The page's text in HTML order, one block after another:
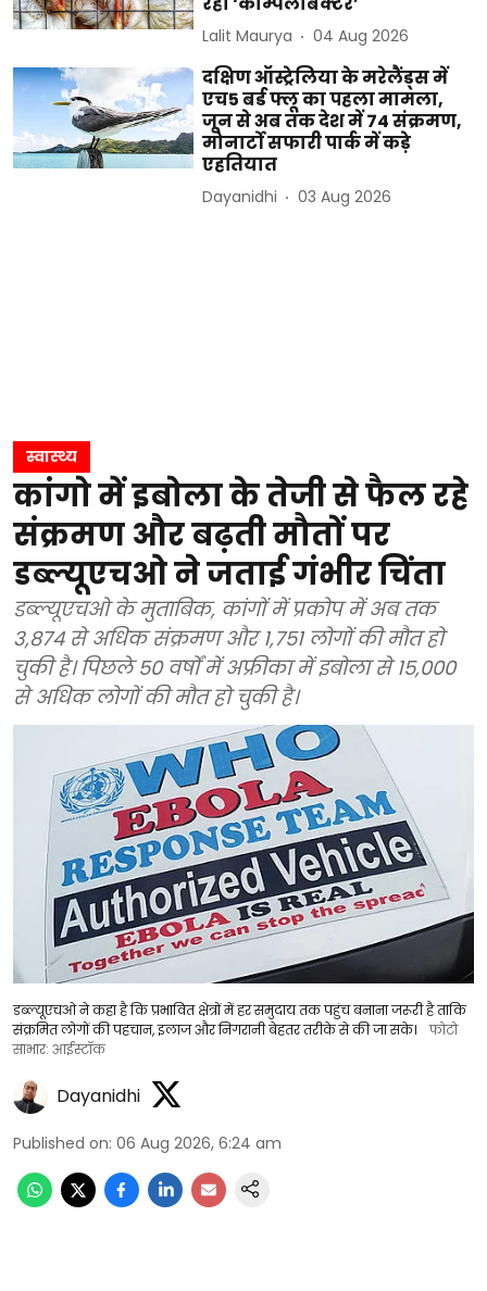
Lalit Maurya 04 Aug 2026
दक्षिण ऑस्ट्रेलिया के मरेलैंड्स में
एच5 बर्ड फ्लू का पहला मामला,
जून से अब तक देश में 74 संक्रमण,
मोनार्टो सफारी पार्क में कड़े
एहतियात
Dayanidhi 03 Aug 2026
स्वास्थ्य
कांगो में इबोला के तेजी से फैल रहे
संक्रमण और बढ़ती मौतों पर
डब्ल्यूएचओ ने जताई गंभीर चिंता
डब्ल्यूएचओ के मुताबिक, कांगों में प्रकोप में अब तक
3,874 से अधिक संक्रमण और 1,751 लोगों की मौत हो
चुकी है। पिछले 50 वर्षों में अफ्रीका में इबोला से 15,000
से अधिक लोगों की मौत हो चुकी है।
डब्ल्यूएचओ ने कहा है कि प्रभावित क्षेत्रों में हर समुदाय तक पहुंच बनाना जरूरी है ताकि
संक्रमित लोगों की पहचान, इलाज और निगरानी बेहतर तरीके से की जा सके।
फोटो
साभार: आईस्टॉक
Dayanidhi
Published on: 06 Aug 2026, 6:24 am